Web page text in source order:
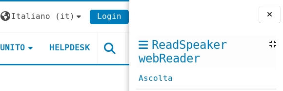
Blocchi
ReadSpeaker
webReader
Ascolta
Italiano ‎(it)‎ Login
UNITO HELPDESK